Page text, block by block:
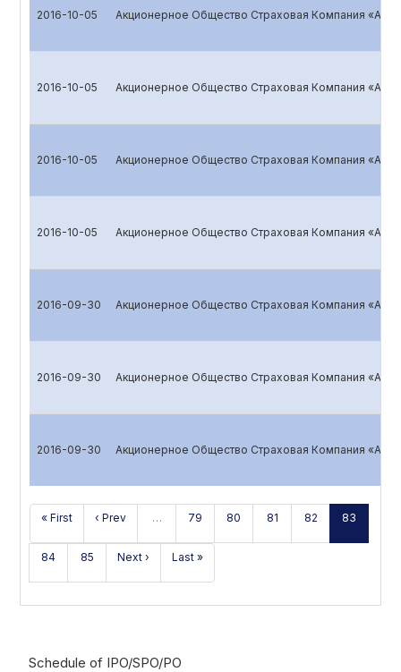
2016-10-05 Акционерное Общество Страховая Компания
2016-10-05 Акционерное Общество Страховая Компания
2016-10-05 Акционерное Общество Страховая Компания
2016-10-05 Акционерное Общество Страховая Компания
2016-09-30 Акционерное Общество Страховая Компания
2016-09-30 Акционерное Общество Страховая Компания
2016-09-30 Акционерное Общество Страховая Компания
« First ‹ Prev … 79 80 81 82 83
84 85 Next › Last »
Schedule of IPO/SPO/PO